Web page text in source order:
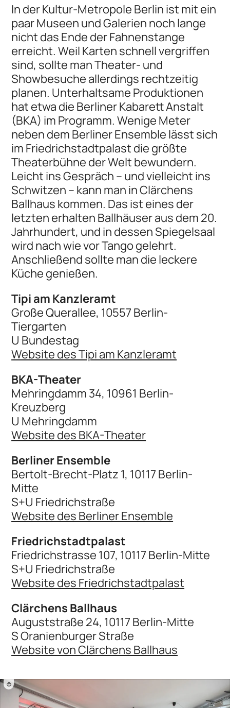
In der Kultur-Metropole Berlin ist mit ein
paar Museen und Galerien noch lange
nicht das Ende der Fahnenstange
erreicht. Weil Karten schnell vergriffen
sind, sollte man Theater- und
Showbesuche allerdings rechtzeitig
planen. Unterhaltsame Produktionen
hat etwa die Berliner Kabarett Anstalt
(BKA) im Programm. Wenige Meter
neben dem Berliner Ensemble lässt sich
im Friedrichstadtpalast die größte
Theaterbühne der Welt bewundern.
Leicht ins Gespräch – und vielleicht ins
Schwitzen – kann man in Clärchens
Ballhaus kommen. Das ist eines der
letzten erhalten Ballhäuser aus dem 20.
Jahrhundert, und in dessen Spiegelsaal
wird nach wie vor Tango gelehrt.
Anschließend sollte man die leckere
Küche genießen.
Tipi am Kanzleramt
Große Querallee, 10557 Berlin-
Tiergarten
U Bundestag
Website des Tipi am Kanzleramt
BKA-Theater
Mehringdamm 34, 10961 Berlin-
Kreuzberg
U Mehringdamm
Website des BKA-Theater
Berliner Ensemble
Bertolt-Brecht-Platz 1, 10117 Berlin-
Mitte
S+U Friedrichstraße
Website des Berliner Ensemble
Friedrichstadtpalast
Friedrichstrasse 107, 10117 Berlin-Mitte
S+U Friedrichstraße
Website des Friedrichstadtpalast
Clärchens Ballhaus
Auguststraße 24, 10117 Berlin-Mitte
S Oranienburger Straße
Website von Clärchens Ballhaus
©